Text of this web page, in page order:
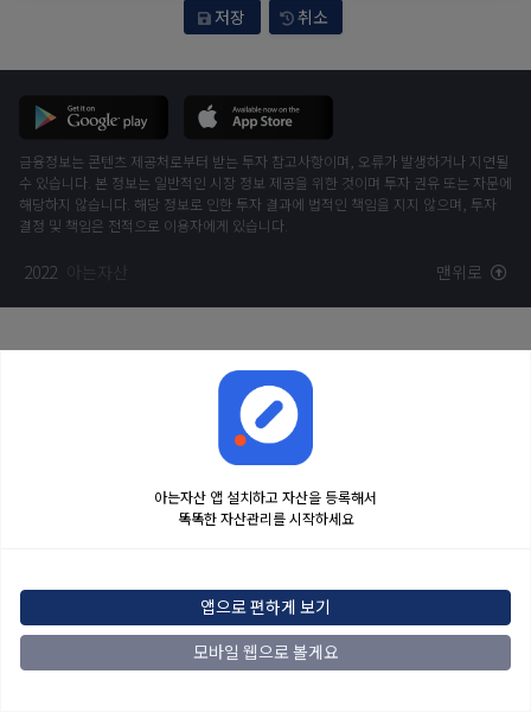
저장 취소
아는자산 앱 설치하고 자산을 등록해서
똑똑한 자산관리를 시작하세요
앱으로 편하게 보기
모바일 웹으로 볼게요
금융정보는 콘텐츠 제공처로부터 받는 투자 참고사항이며, 오류가 발생하거나 지연될
수 있습니다. 본 정보는 일반적인 시장 정보 제공을 위한 것이며 투자 권유 또는 자문에
해당하지 않습니다. 해당 정보로 인한 투자 결과에 법적인 책임을 지지 않으며, 투자
결정 및 책임은 전적으로 이용자에게 있습니다.
2022 아는자산 맨위로